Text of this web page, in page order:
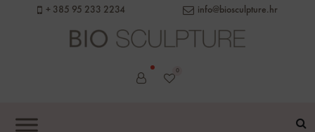
+ 385 95 233 2234 info@biosculpture.hr
0